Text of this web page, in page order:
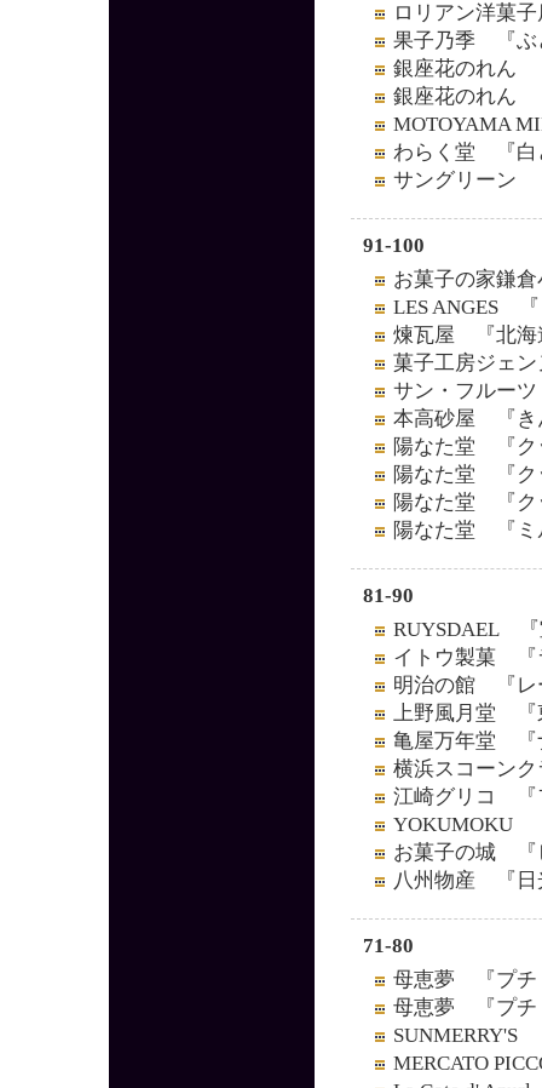
ロリアン洋菓
果子乃季 『ぶ
銀座花のれん
銀座花のれん
MOTOYAMA
わらく堂 『白
サングリーン
91-100
お菓子の家鎌
LES ANGES
煉瓦屋 『北海
菓子工房ジェ
サン・フルー
本高砂屋 『き
陽なた堂 『ク
陽なた堂 『ク
陽なた堂 『ク
陽なた堂 『ミ
81-90
RUYSDAEL 『
イトウ製菓 『
明治の館 『レ
上野風月堂 『
亀屋万年堂 『
横浜スコーン
江崎グリコ 『
YOKUMOKU
お菓子の城 『
八州物産 『日
71-80
母恵夢 『プチ
母恵夢 『プチ
SUNMERRY'S
MERCATO